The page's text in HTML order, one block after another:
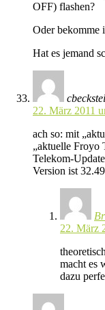
OFF) flashen?
Oder bekomme
Hat es jemand
22. März 2011
ach so: mit
„aktuelle Froyo
Telekom-
Version ist
22. März
macht es
dazu